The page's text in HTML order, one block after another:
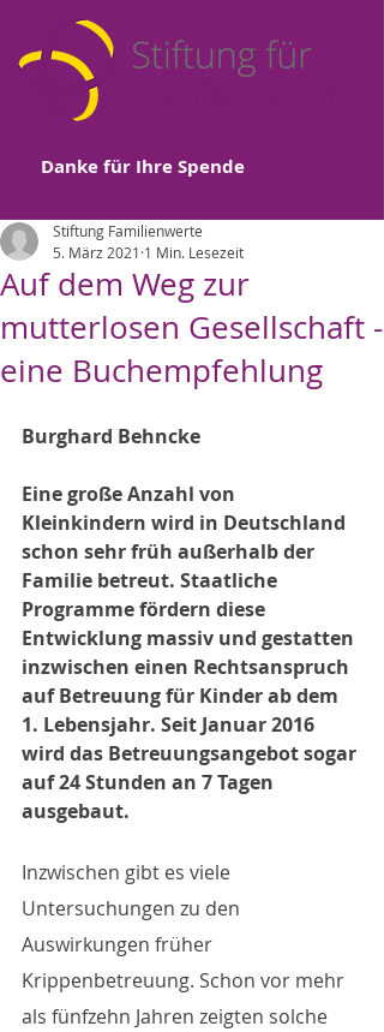
Danke für Ihre Spende
Auf dem Weg zur
mutterlosen Gesellschaft -
eine Buchempfehlung
Stiftung Familienwerte
5. März 2021 1 Min. Lesezeit
Burghard Behncke
Eine große Anzahl von
Kleinkindern wird in Deutschland
schon sehr früh außerhalb der
Familie betreut. Staatliche
Programme fördern diese
Entwicklung massiv und gestatten
inzwischen einen Rechtsanspruch
auf Betreuung für Kinder ab dem
1. Lebensjahr. Seit Januar 2016
wird das Betreuungsangebot sogar
auf 24 Stunden an 7 Tagen
ausgebaut.
Inzwischen gibt es viele
Untersuchungen zu den
Auswirkungen früher
Krippenbetreuung. Schon vor mehr
als fünfzehn Jahren zeigten solche